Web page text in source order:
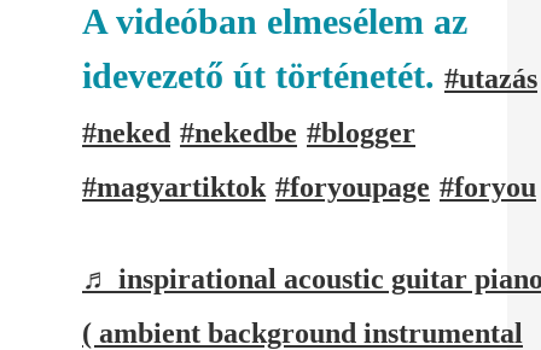
A videóban elmesélem az
idevezető út történetét. #utazás
#neked #nekedbe #blogger
#magyartiktok #foryoupage #foryou
♬ inspirational acoustic guitar
( ambient background instrumental